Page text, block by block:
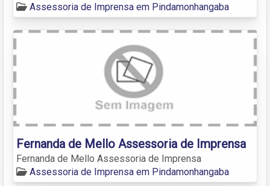
Assessoria de Imprensa em Pindamonhangaba
Fernanda de Mello Assessoria de Imprensa
Fernanda de Mello Assessoria de Imprensa
Assessoria de Imprensa em Pindamonhangaba